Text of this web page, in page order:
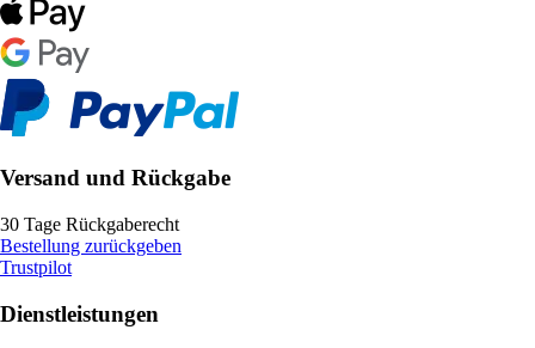
Versand und Rückgabe
30 Tage Rückgaberecht
Bestellung zurückgeben
Trustpilot
Dienstleistungen